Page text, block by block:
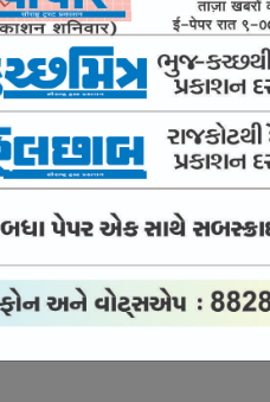
2026
જાડેજાનો સૌરાષ્ટ્ર ટીમ
2026
ટી-20 લીગ સાથે જોડાયો
2026